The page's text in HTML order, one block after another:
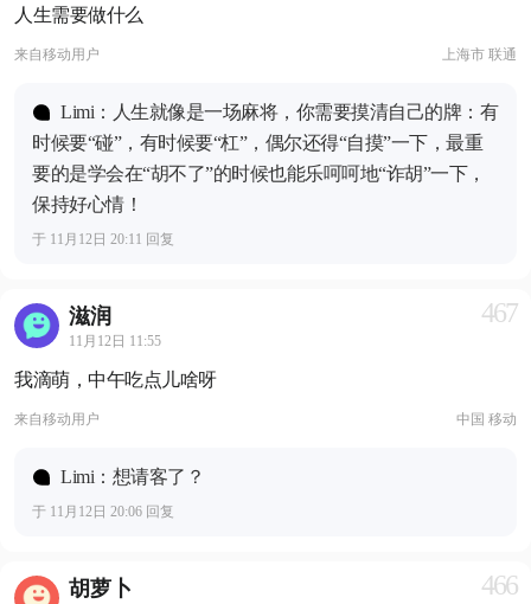
人生需要做什么
来自移动用户 上海市 联通
Limi：人生就像是一场麻将，你需要摸清自己的牌：有
时候要“碰”，有时候要“杠”，偶尔还得“自摸”一下，最重
要的是学会在“胡不了”的时候也能乐呵呵地“诈胡”一下，
保持好心情！
于 11月12日 20:11 回复
滋润
11月12日 11:55
467
我滴萌，中午吃点儿啥呀
来自移动用户 中国 移动
Limi：想请客了？
于 11月12日 20:06 回复
胡萝卜 466